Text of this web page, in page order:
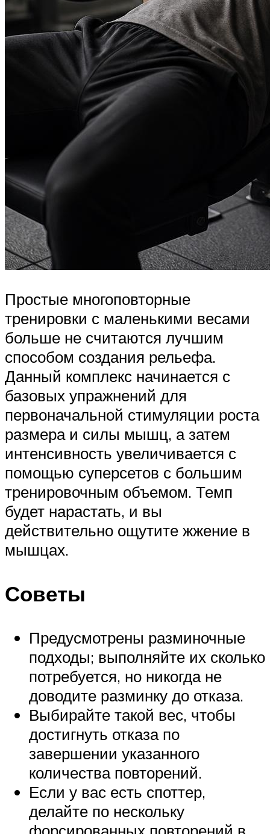
Простые многоповторные
тренировки с маленькими весами
больше не считаются лучшим
способом создания рельефа.
Данный комплекс начинается с
базовых упражнений для
первоначальной стимуляции роста
размера и силы мышц, а затем
интенсивность увеличивается с
помощью суперсетов с большим
тренировочным объемом. Темп
будет нарастать, и вы
действительно ощутите жжение в
мышцах.
Советы
Предусмотрены разминочные
подходы; выполняйте их сколько
потребуется, но никогда не
доводите разминку до отказа.
Выбирайте такой вес, чтобы
достигнуть отказа по
завершении указанного
количества повторений.
Если у вас есть споттер,
делайте по нескольку